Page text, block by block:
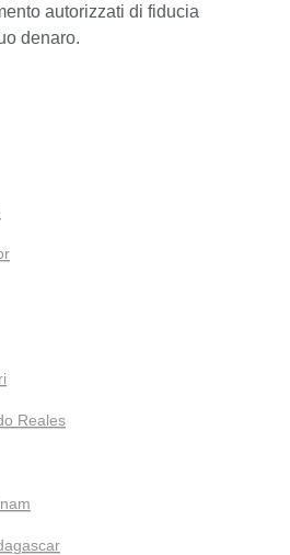
autorizzati di fiducia
denaro.
Reales